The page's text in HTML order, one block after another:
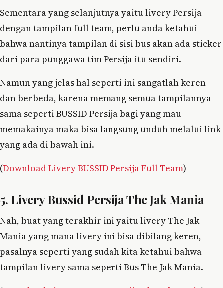
Sementara yang selanjutnya yaitu livery Persija
dengan tampilan full team, perlu anda ketahui
bahwa nantinya tampilan di sisi bus akan ada sticker
dari para punggawa tim Persija itu sendiri.
Namun yang jelas hal seperti ini sangatlah keren
dan berbeda, karena memang semua tampilannya
sama seperti BUSSID Persija bagi yang mau
memakainya maka bisa langsung unduh melalui link
yang ada di bawah ini.
(Download Livery BUSSID Persija Full Team)
5. Livery Bussid Persija The Jak Mania
Nah, buat yang terakhir ini yaitu livery The Jak
Mania yang mana livery ini bisa dibilang keren,
pasalnya seperti yang sudah kita ketahui bahwa
tampilan livery sama seperti Bus The Jak Mania.